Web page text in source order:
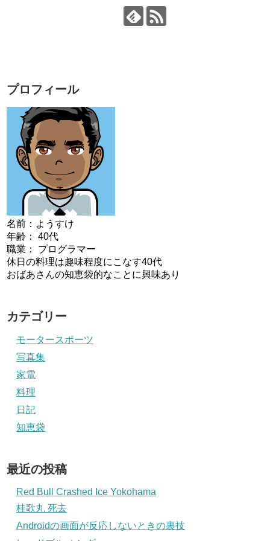
プロフィール
名前：ようすけ
年齢： 40代
職業： プログラマー
休日の料理は趣味程度にこなす40代
おばあさんの知恵袋的なことに興味あり
カテゴリー
モータースポーツ
写真集
家電
料理
日記
知恵袋
最近の投稿
Red Bull Crashed Ice Yokohama
桂歌丸 死去
Androidの画面が反応しないときの裏技